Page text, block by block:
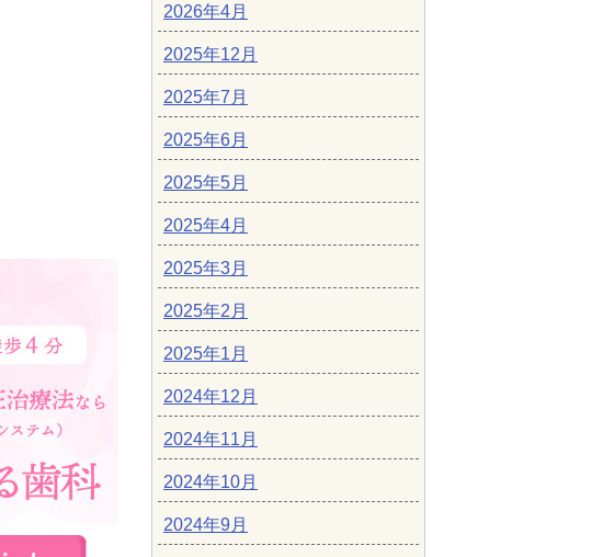
2026年4月
2025年12月
2025年7月
2025年6月
2025年5月
2025年4月
2025年3月
2025年2月
2025年1月
2024年12月
2024年11月
2024年10月
2024年9月